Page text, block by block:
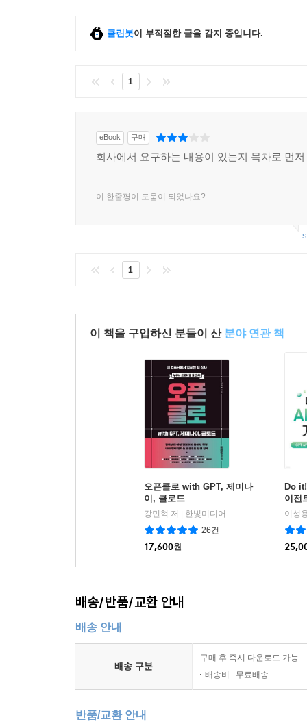
____7.5.5 [실습] 내부 검색 에이전트 만들기
____7.5.7 [실습] 다양한 케이스에 대응하는 멀티
____7.6.2 [실습] 작업의 계획을 수립하는 에이전트
____7.6.3 [실습] 슈퍼바이저 에이전트 만들기
____7.6.4 [실습] 자료 조사 에이전트 만들기
____7.6.6 [실습] 알아서 자료 조사하고 보고서 자
____8.1.1 단기 메모리와 장기 메모리
____8.2.2 [실습] 챗봇에 단기 메모리 적용하기
____8.3.1 [실습] 메시지 트리밍 활용하기
____8.3.2 [실습] 메시지 요약 활용하기
8.4 누적된 사용자 메모리를 기반으로 맞춤 조언을
____8.4.1 [실습] 랭그래프에서 장기 메모리 사용하
____8.4.2 [실습] 사용자 정보를 조회하는 도구 생
____8.4.3 [실습] 사용자 정보를 저장하는 도구 생
____8.4.4 [실습] 사용자의 카테고리별 정보를 검
____8.4.5 [실습] 맞춤형 조언 에이전트 만들기
____8.4.6 [실습] 사용자의 현재 상황을 바탕으로
| Part 04 | 프로토콜 기반 에이전트 확장 전략
9.1 MCP란
____9.1.1 MCP 개념
____9.1.2 MCP의 3계층 아키텍처
____9.1.3 MCP 파이썬 SDK
9.2 MCP 기능이 들어간 에이전트 서비스
____9.2.1 MCP 기능 탑재 에이전트 서비스
9.3 MCP 서버 구축하기
22 계산 및 현재 시각 조회 랭그래프 에이전트
23 웹 검색 MCP 서버 연동 에이전트 (A2A)
__다중 작업·오케스트레이션
클린봇이 부적절한 글을 감지 중입니다.
1
eBook 구매
회사에서 요구하는 내용이 있는지 목차로 먼
이 한줄평이 도움이 되었나요?
1
이 책을 구입하신 분들이 산 분야 연관 책
오픈클로 with GPT, 제미나
이, 클로드
강민혁 저 | 한빛미디어
26건
17,600원
Do
이전
이성
배송/반품/교환 안내
배송 안내
배송 구분
구매 후 즉시 다운로드 가능
배송비 : 무료배송
반품/교환 안내